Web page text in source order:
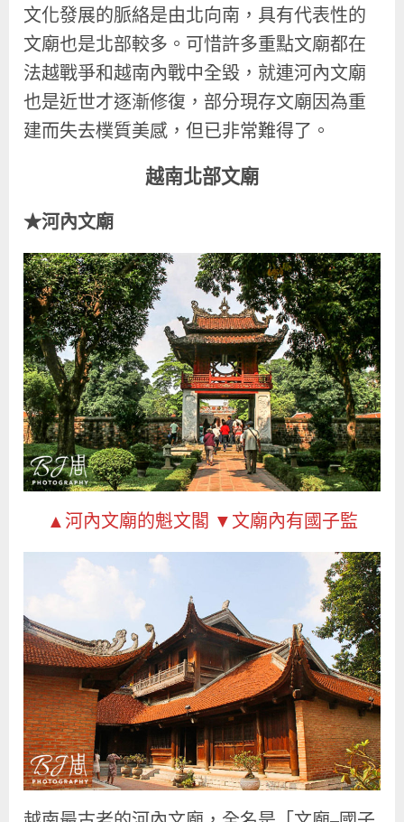
文化發展的脈絡是由北向南，具有代表性的
文廟也是北部較多。可惜許多重點文廟都在
法越戰爭和越南內戰中全毀，就連河內文廟
也是近世才逐漸修復，部分現存文廟因為重
建而失去樸質美感，但已非常難得了。
越南北部文廟
★河內文廟
▲河內文廟的魁文閣 ▼文廟內有國子監